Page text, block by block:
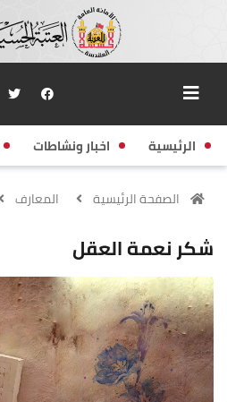
الرئيسية اخبار ونشاطات
الصفحة الرئيسية المعارف
شكر نعمة العقل